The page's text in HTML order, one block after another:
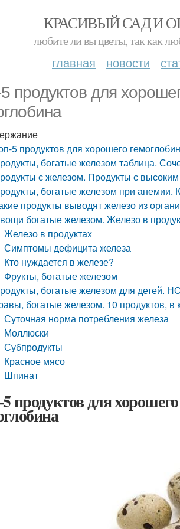
КРАСИВЫЙ САД И
любите ли вы цветы, так как
главная новости
продуктов для
5 продуктов для хорошего
богатые железом таблица.
с железом. Продукты с
богатые железом при анемии.
продукты выводят железо из
богатые железом. Железо в
Железо в продуктах
Симптомы дефицита железа
Кто нуждается в железе?
Фрукты, богатые железом
богатые железом для
богатые железом. 10 продуктов,
Суточная норма потребления железа
Моллюски
Субпродукты
Красное мясо
Шпинат
продуктов для